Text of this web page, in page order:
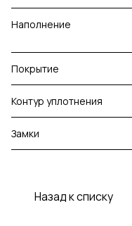
Наполнение
Покрытие
Контур уплотнения
Замки
Назад к списку